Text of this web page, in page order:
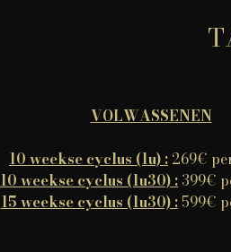
VOLWASSENEN
10 weekse cyclus (1u) : 269€
10 weekse cyclus (1u30) : 399€
15 weekse cyclus (1u30) :599€